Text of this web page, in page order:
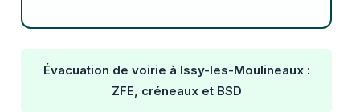
Évacuation de voirie à Issy-les-Moulineaux :
ZFE, créneaux et BSD